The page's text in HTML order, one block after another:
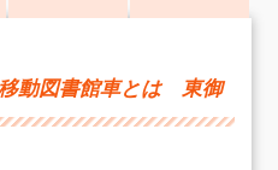
動図書館車とは 東御